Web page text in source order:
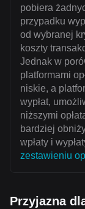
pobiera
przypadku
od wybranej
koszty
Jednak w
platformami
niskie, a
wypłat,
niższymi
bardziej
wpłaty i
zestawieniu
Przyjazna